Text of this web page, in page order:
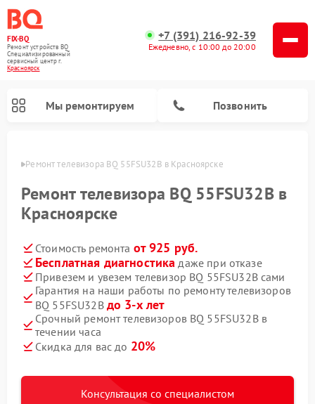
FIX-BQ
Ремонт устройств BQ
Специализированный
cервисный центр г.
Красноярск
+7 (391) 216-92-39
Ежедневно, с 10:00 до 20:00
Мы ремонтируем Позвонить
Ремонт телевизора BQ 55FSU32B в Красноярске
Ремонт телевизора BQ 55FSU32B в
Красноярске
Стоимость ремонта от 925 руб.
Бесплатная диагностика даже при отказе
Привезем и увезем телевизор BQ 55FSU32B сами
Гарантия на наши работы по ремонту телевизоров
BQ 55FSU32B до 3-х лет
Срочный ремонт телевизоров BQ 55FSU32B в
течении часа
Скидка для вас до 20%
Консультация со специалистом